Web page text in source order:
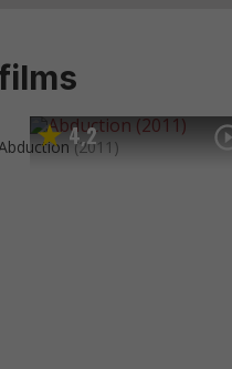
4,2
(2011)